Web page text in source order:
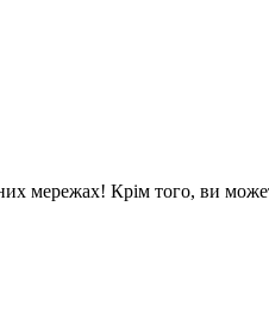
мережах! Крім того, ви